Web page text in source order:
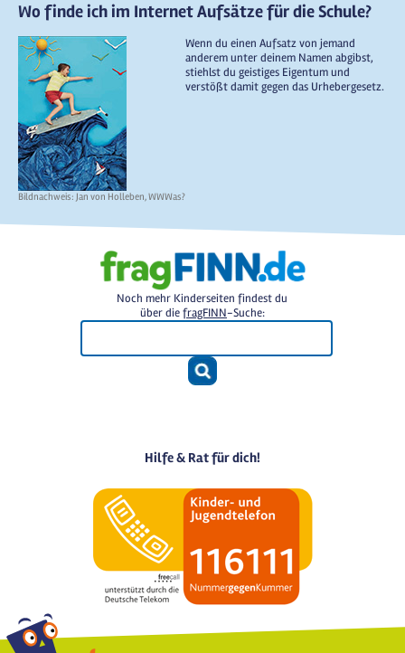
Wo finde ich im Internet Aufsätze für die Schule?
Bildnachweis: Jan von Holleben, WWWas?
Wenn du einen Aufsatz von jemand
anderem unter deinem Namen abgibst,
stiehlst du geistiges Eigentum und
verstößt damit gegen das Urhebergesetz.
Noch mehr Kinderseiten findest du
über diefragFINN-Suche:
Hilfe & Rat für dich!